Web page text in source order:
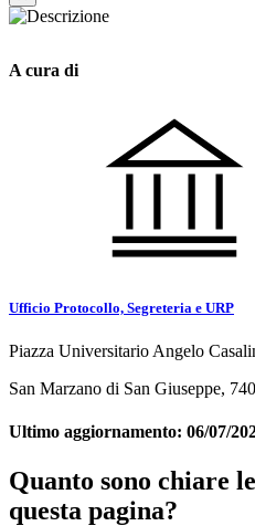
A cura di
Ufficio Protocollo, Segreteria e URP
Piazza Universitario Angelo
San Marzano di San Giuseppe,
Ultimo aggiornamento: 06/07/
Quanto sono chiare
questa pagina?